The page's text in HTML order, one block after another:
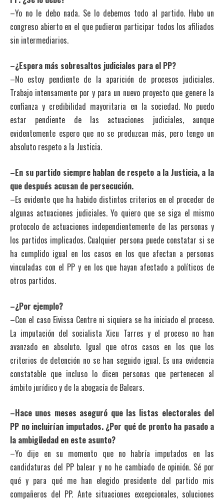
–Yo no le debo nada. Se lo debemos todo al partido. Hubo un
congreso abierto en el que pudieron participar todos los afiliados
sin intermediarios.
–¿Espera más sobresaltos judiciales para el PP?
–No estoy pendiente de la aparición de procesos judiciales.
Trabajo intensamente por y para un nuevo proyecto que genere la
confianza y credibilidad mayoritaria en la sociedad. No puedo
estar pendiente de las actuaciones judiciales, aunque
evidentemente espero que no se produzcan más, pero tengo un
absoluto respeto a la Justicia.
–En su partido siempre hablan de respeto a la Justicia, a la
que después acusan de persecución.
–Es evidente que ha habido distintos criterios en el proceder de
algunas actuaciones judiciales. Yo quiero que se siga el mismo
protocolo de actuaciones independientemente de las personas y
los partidos implicados. Cualquier persona puede constatar si se
ha cumplido igual en los casos en los que afectan a personas
vinculadas con el PP y en los que hayan afectado a políticos de
otros partidos.
–¿Por ejemplo?
–Con el caso Eivissa Centre ni siquiera se ha iniciado el proceso.
La imputación del socialista Xicu Tarres y el proceso no han
avanzado en absoluto. Igual que otros casos en los que los
criterios de detención no se han seguido igual. Es una evidencia
constatable que incluso lo dicen personas que pertenecen al
ámbito jurídico y de la abogacía de Balears.
–Hace unos meses aseguró que las listas electorales del
PP no incluirían imputados. ¿Por qué de pronto ha pasado a
la ambigüedad en este asunto?
–Yo dije en su momento que no habría imputados en las
candidaturas del PP balear y no he cambiado de opinión. Sé por
qué y para qué me han elegido presidente del partido mis
compañeros del PP. Ante situaciones excepcionales, soluciones